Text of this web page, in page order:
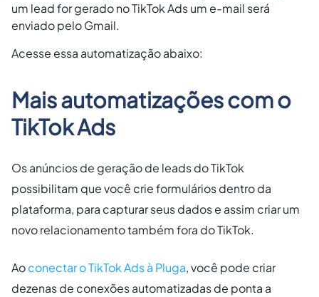
um lead for gerado no TikTok Ads um e-mail será
enviado pelo Gmail.
Acesse essa automatização abaixo:
Mais automatizações com o
TikTok Ads
Os anúncios de geração de leads do TikTok
possibilitam que você crie formulários dentro da
plataforma, para capturar seus dados e assim criar um
novo relacionamento também fora do TikTok.
Aoconectar o TikTok Ads à Pluga, você pode criar
dezenas de conexões automatizadas de ponta a